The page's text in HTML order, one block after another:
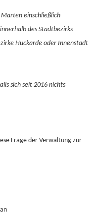
Marten einschließlich
des Stadtbezirks
Huckarde oder Innenstadt
sich seit 2016 nichts
Frage der Verwaltung zur